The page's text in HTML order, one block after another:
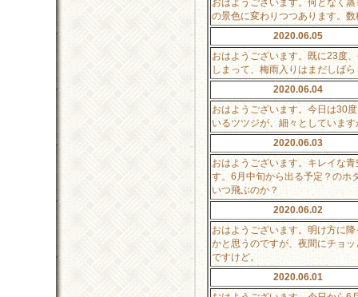
おはようございます。何となく
の景色に変わりつつあります。
2020.06.05
おはようございます。既に23度
しまって、梅雨入りはまだしば
2020.06.04
おはようございます。今日は30
いるツツジが、細々としていま
2020.06.03
おはようございます。キレイな
す。6月中旬から出る予定？のホ
いつ飛ぶのか？
2020.06.02
おはようございます。明け方に
かと思うのですが、夜間にチョ
ですけど。
2020.06.01